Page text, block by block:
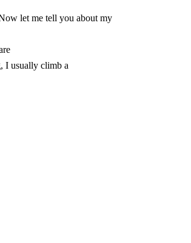
let me tell you about my
I usually climb a